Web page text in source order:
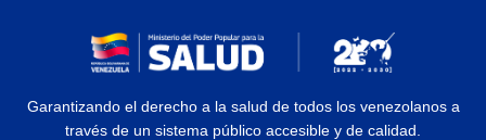
Garantizando el derecho a la salud de todos los venezolanos a
través de un sistema público accesible y de calidad.